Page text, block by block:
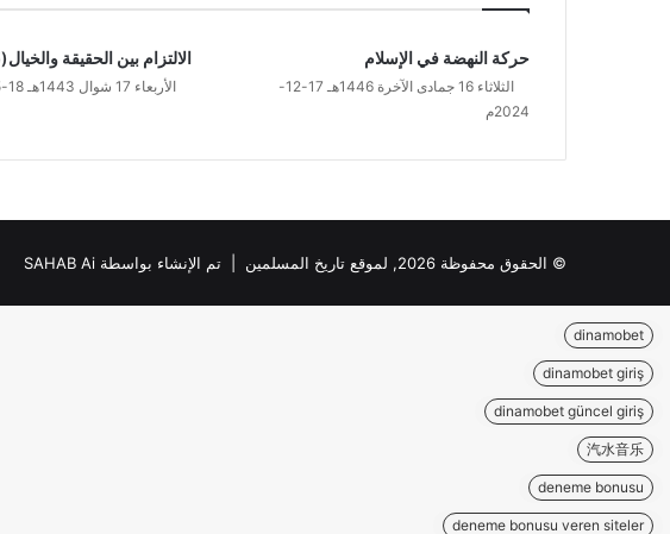
حركة النهضة في الإسلام
الثلاثاء 16 جمادى الآخرة 1446هـ 17-12-
2024م
الالتزام بين الحقيقة والخيال(5)
الأربعاء 17 شوال 1443هـ 18-5-2022م
© الحقوق محفوظة 2026, لموقع تاريخ المسلمين | تم الإنشاء بواسطة SAHAB Ai
dinamobet
dinamobet giriş
dinamobet güncel giriş
汽水音乐
deneme bonusu
deneme bonusu veren siteler